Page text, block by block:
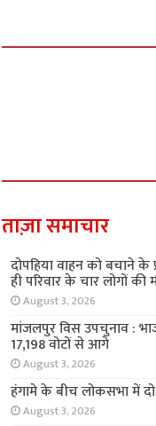
ताज़ा समाचार
दोपहिया वाहन को बचाने
ही परिवार के चार लोगों की
August 3, 2026
मांजलपुर विस उपचुनाव :
17,198 वोटों से आगे
August 3, 2026
हंगामे के बीच लोकसभा में
August 3, 2026